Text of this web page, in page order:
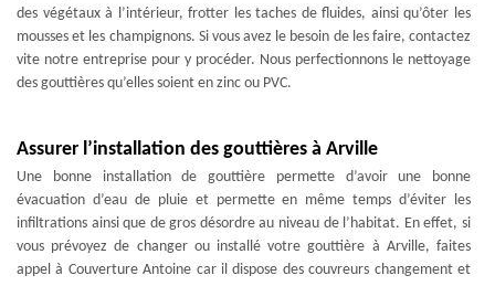
des végétaux à l’intérieur, frotter les taches de fluides, ainsi qu’ôter les
mousses et les champignons. Si vous avez le besoin de les faire, contactez
vite notre entreprise pour y procéder. Nous perfectionnons le nettoyage
des gouttières qu’elles soient en zinc ou PVC.
Assurer l’installation des gouttières à Arville
Une bonne installation de gouttière permette d’avoir une bonne
évacuation d’eau de pluie et permette en même temps d’éviter les
infiltrations ainsi que de gros désordre au niveau de l’habitat. En effet, si
vous prévoyez de changer ou installé votre gouttière à Arville, faites
appel à Couverture Antoine car il dispose des couvreurs changement et